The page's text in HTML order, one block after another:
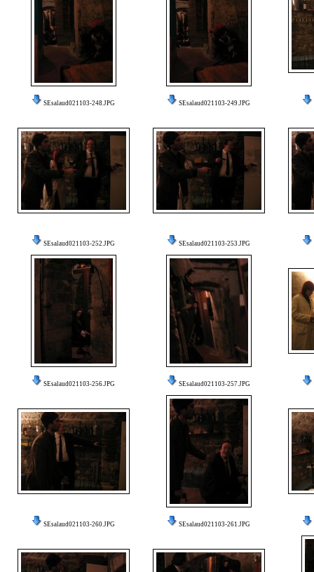
SEsalaud021103-248.JPG SEsalaud021103-249.JPG
SEsalaud021103-252.JPG SEsalaud021103-253.JPG
SEsalaud021103-256.JPG SEsalaud021103-257.JPG
SEsalaud021103-260.JPG SEsalaud021103-261.JPG